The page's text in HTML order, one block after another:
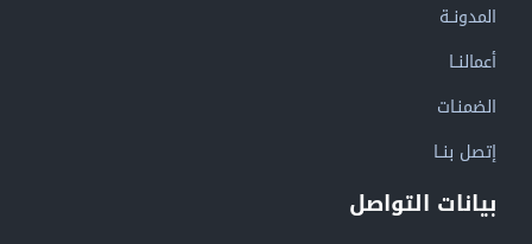
المدونــة
أعمالنــا
الضمنـات
إتصل بنــا
بيانات التواصل